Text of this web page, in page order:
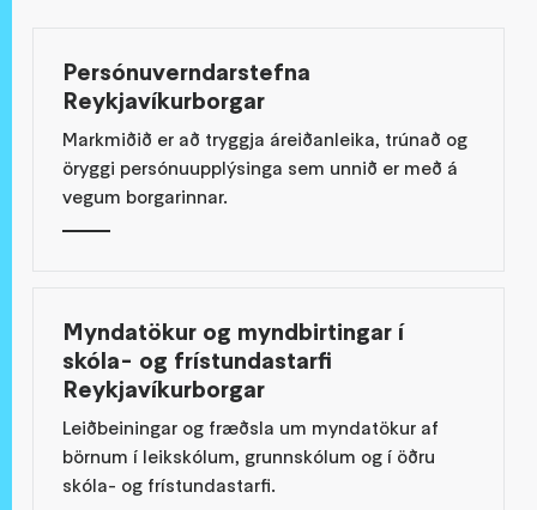
Persónuverndarstefna
Reykjavíkurborgar
Markmiðið er að tryggja áreiðanleika, trúnað og
öryggi persónuupplýsinga sem unnið er með á
vegum borgarinnar.
Myndatökur og myndbirtingar í
skóla- og frístundastarfi
Reykjavíkurborgar
Leiðbeiningar og fræðsla um myndatökur af
börnum í leikskólum, grunnskólum og í öðru
skóla- og frístundastarfi.